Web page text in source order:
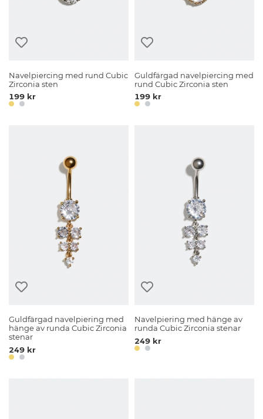
Navelpiercing med rund Cubic
Zirconia sten
199 kr
Guldfärgad navelpiercing med
rund Cubic Zirconia sten
199 kr
Guldfärgad navelpiering med
hänge av runda Cubic Zirconia
stenar
249 kr
Navelpiering med hänge av
runda Cubic Zirconia stenar
249 kr